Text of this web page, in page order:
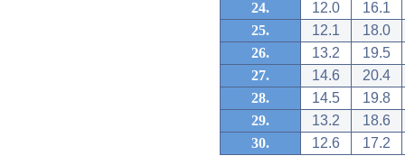
24.
12.0
16.1
25.
12.1
18.0
26.
13.2
19.5
27.
14.6
20.4
28.
14.5
19.8
29.
13.2
18.6
30.
12.6 17.2